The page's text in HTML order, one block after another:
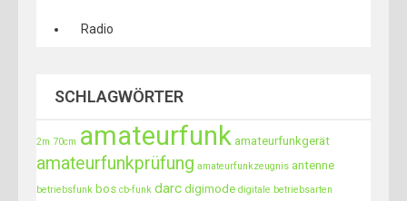
Radio
SCHLAGWÖRTER
2m 70cm amateurfunk amateurfunkgerät
amateurfunkprüfung amateurfunkzeugnis antenne
betriebsfunk bos cb-funk darc digimode digitale betriebsarten